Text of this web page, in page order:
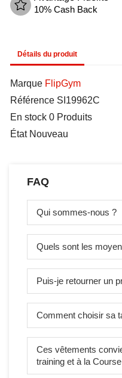
10% Cash Back
Détails du produit
Marque FlipGym
Référence SI19962C
En stock 0 Produits
État Nouveau
FAQ
Qui sommes-nous ?
Quels sont les
Puis-je retourner un
Comment choisir sa
Ces vêtements
training et à la